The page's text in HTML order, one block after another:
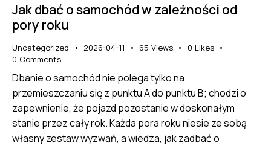
Jak dbać o samochód w zależności od
pory roku
Uncategorized 2026-04-11 65 Views 0 Likes
0 Comments
Dbanie o samochód nie polega tylko na
przemieszczaniu się z punktu A do punktu B; chodzi o
zapewnienie, że pojazd pozostanie w doskonałym
stanie przez cały rok. Każda pora roku niesie ze sobą
własny zestaw wyzwań, a wiedza, jak zadbać o